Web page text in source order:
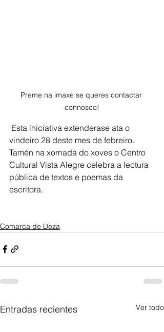
Preme na imaxe se queres contactar
connosco!
vindeiro 28 deste mes de febreiro.
Tamén na xornada do xoves o Centro
Cultural Vista Alegre celebra a lectura
pública de textos e poemas da
escritora.
Comarca de Deza
Entradas recientes Ver todo